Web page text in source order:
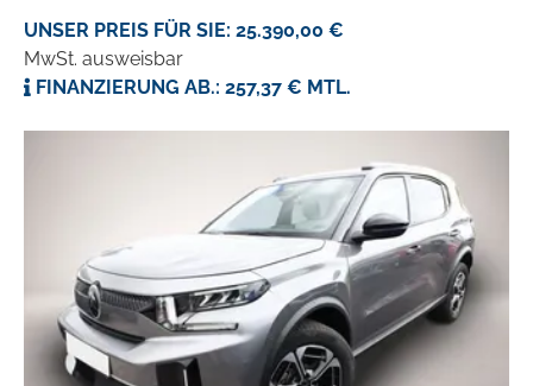
UNSER PREIS FÜR SIE: 25.390,00 €
MwSt. ausweisbar
FINANZIERUNG AB.: 257,37 € MTL.